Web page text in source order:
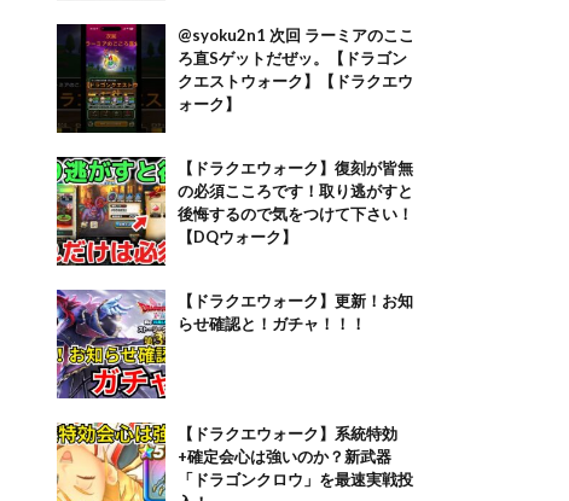
@syoku2n1 次回 ラーミアのここ
ろ直Sゲットだぜッ。【ドラゴン
クエストウォーク】【ドラクエウ
ォーク】
【ドラクエウォーク】復刻が皆無
の必須こころです！取り逃がすと
後悔するので気をつけて下さい！
【DQウォーク】
【ドラクエウォーク】更新！お知
らせ確認と！ガチャ！！！
【ドラクエウォーク】系統特効
+確定会心は強いのか？新武器
「ドラゴンクロウ」を最速実戦投